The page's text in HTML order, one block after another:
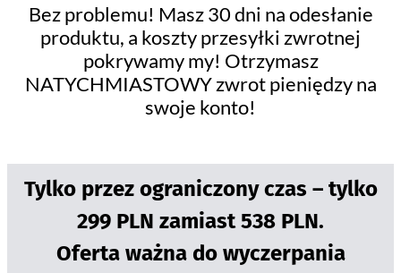
Bez problemu! Masz 30 dni na odesłanie
produktu, a koszty przesyłki zwrotnej
pokrywamy my! Otrzymasz
NATYCHMIASTOWY zwrot pieniędzy na
swoje konto!
Tylko przez ograniczony czas – tylko
299 PLN zamiast 538 PLN.
Oferta ważna do wyczerpania